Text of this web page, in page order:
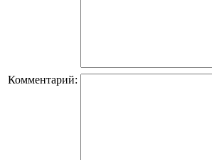
Комментарий: